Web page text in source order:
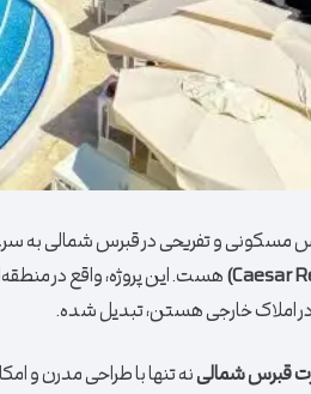
مسکونی و تفریحی در قبرس شمالی به
هست. این پروژه، واقع در
املاک خارجی هستن، تبدیل شده.
قبرس شمالینه تنها با طراحی مدرن و